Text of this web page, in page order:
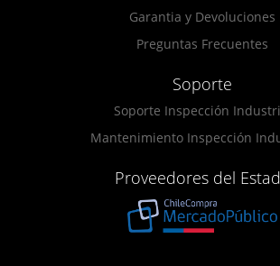
Garantia y Devoluciones
Preguntas Frecuentes
Soporte
Soporte Inspección
Mantenimiento Inspección
Proveedores del